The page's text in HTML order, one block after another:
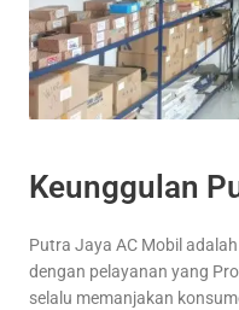
Keunggulan
Putra Jaya AC Mobil
dengan pelayanan yang
selalu memanjakan